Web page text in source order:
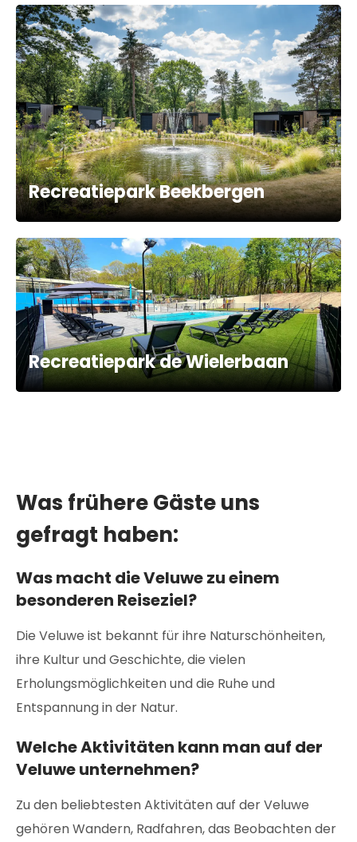
Recreatiepark Beekbergen
Recreatiepark de Wielerbaan
Was frühere Gäste uns
gefragt haben:
Was macht die Veluwe zu einem
besonderen Reiseziel?
Die Veluwe ist bekannt für ihre Naturschönheiten,
ihre Kultur und Geschichte, die vielen
Erholungsmöglichkeiten und die Ruhe und
Entspannung in der Natur.
Welche Aktivitäten kann man auf der
Veluwe unternehmen?
Zu den beliebtesten Aktivitäten auf der Veluwe
gehören Wandern, Radfahren, das Beobachten der